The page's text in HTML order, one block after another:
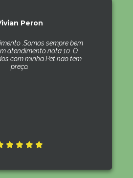
Peron
.Somos sempre bem
atendimento nota 10. O
com minha Pet não tem
preço.